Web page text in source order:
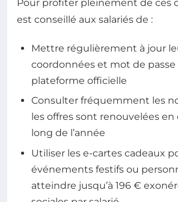
Pour profiter pleinement de ces
est conseillé aux salariés de :
Mettre régulièrement à jour
coordonnées et mot de passe
plateforme officielle
Consulter fréquemment les
les offres sont renouvelées
long de l’année
Utiliser les e-cartes cadeaux
événements festifs ou
atteindre jusqu’à 196 €